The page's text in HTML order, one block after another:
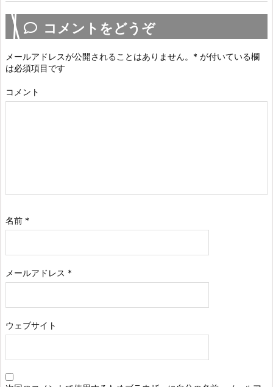
コメントをどうぞ
メールアドレスが公開されることはありません。 * が付いている欄
は必須項目です
コメント
名前 *
メールアドレス *
ウェブサイト